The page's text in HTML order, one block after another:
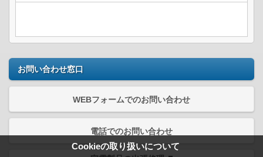
Cookieの取り扱いについて
お問い合わせ窓口
WEBフォームでのお問い合わせ
電話でのお問い合わせ